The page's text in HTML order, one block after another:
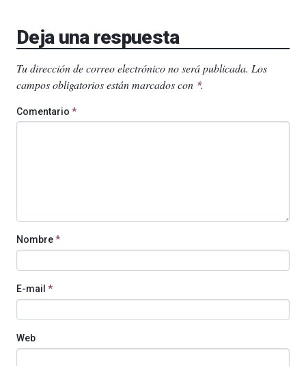
Deja una respuesta
Tu dirección de correo electrónico no será publicada. Los
campos obligatorios están marcados con *.
Comentario *
Nombre*
E-mail *
Web